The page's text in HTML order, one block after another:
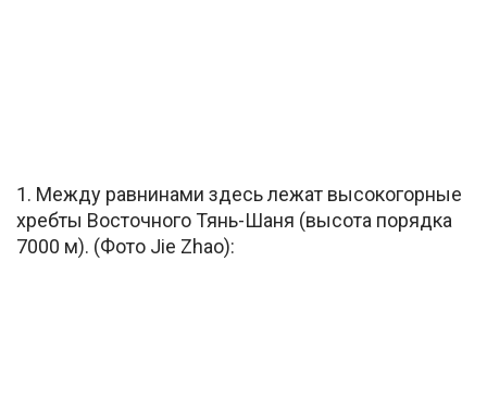
1. Между равнинами здесь лежат высокогорные
хребты Восточного Тянь-Шаня (высота порядка
7000 м). (Фото Jie Zhao):